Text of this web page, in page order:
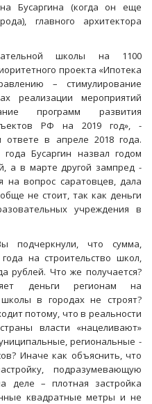
Бусаргина (когда он еще
главного архитектора
школы на 1100
проекта «Ипотека
– стимулирование
реализации мероприятий
программ развития
РФ на 2019 год», -
в апреле 2018 года.
Бусаргин назвал годом
а в марте другой зампред -
на вопрос саратовцев, дала
не стоит, так как деньги
учреждения в
подчеркнули, что сумма,
на строительство школ,
рублей. Что же получается?
деньги регионам на
в городах не строят?
потому, что в реальности
власти «нацеливают»
региональные -
Иначе как объяснить, что
подразумевающую
деле – плотная застройка
квадратные метры и не